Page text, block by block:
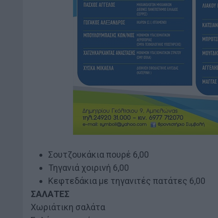
Σουτζουκάκια πουρέ 6,00
Τηγανιά χοιρινή 6,00
Κεφτεδάκια με τηγανιτές πατάτες 6,00
ΣΑΛΑΤΕΣ
Χωριάτικη σαλάτα